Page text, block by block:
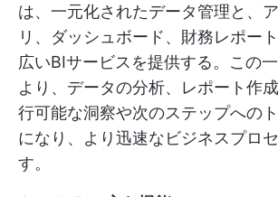
は、一元化されたデータ管理と、
リ、ダッシュボード、財務レポー
広いBIサービスを提供する。この
より、データの分析、レポート作
行可能な洞察や次のステップへの
になり、より迅速なビジネスプロ
す。